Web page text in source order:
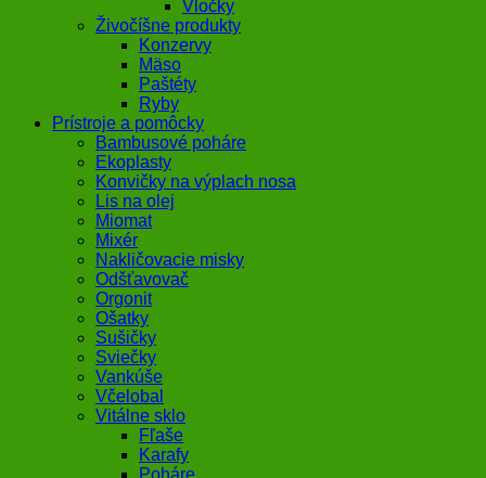
Vločky
Živočíšne produkty
Konzervy
Mäso
Paštéty
Ryby
Prístroje a pomôcky
Bambusové poháre
Ekoplasty
Konvičky na výplach nosa
Lis na olej
Miomat
Mixér
Nakličovacie misky
Odšťavovač
Orgonit
Ošatky
Sušičky
Sviečky
Vankúše
Včelobal
Vitálne sklo
Fľaše
Karafy
Poháre